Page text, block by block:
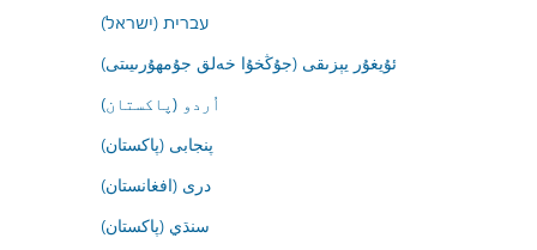
עברית (ישראל)
ئۇيغۇر يېزىقى (جۇڭخۇا خەلق جۇمھۇرىيىتى)
اُردو (پاکستان)
پنجابی (پاکستان)
درى (افغانستان)
سنڌي (پاکستان)